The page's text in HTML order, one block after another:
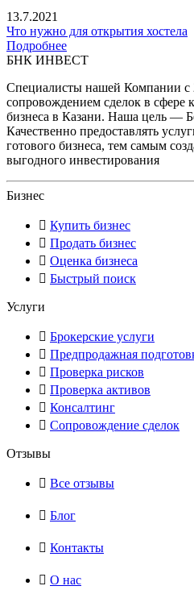
13.7.2021
Что нужно для открытия хостела
Подробнее
БНК ИНВЕСТ
Специалисты нашей Компании с
сопровождением сделок в сфере
бизнеса в Казани. Наша цель —
Качественно предоставлять
готового бизнеса, тем самым
выгодного инвестирования
Бизнес
Купить бизнес
Продать бизнес
Оценка бизнеса
Быстрый поиск
Услуги
Брокерские услуги
Предпродажная
Проверка рисков
Проверка активов
Консалтинг
Сопровождение сделок
Отзывы
Все отзывы
Блог
Контакты
О нас